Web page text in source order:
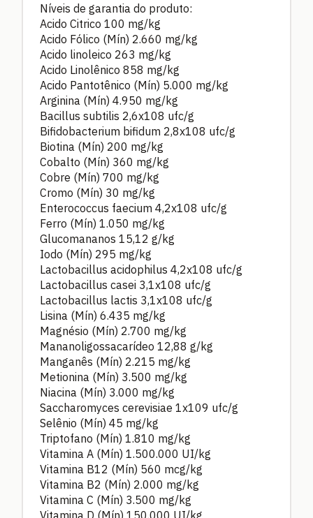
Níveis de garantia do produto:
Acido Citrico 100 mg/kg
Acido Fólico (Mín) 2.660 mg/kg
Acido linoleico 263 mg/kg
Acido Linolênico 858 mg/kg
Acido Pantotênico (Mín) 5.000 mg/kg
Arginina (Mín) 4.950 mg/kg
Bacillus subtilis 2,6x108 ufc/g
Bifidobacterium bifidum 2,8x108 ufc/g
Biotina (Mín) 200 mg/kg
Cobalto (Mín) 360 mg/kg
Cobre (Mín) 700 mg/kg
Cromo (Mín) 30 mg/kg
Enterococcus faecium 4,2x108 ufc/g
Ferro (Mín) 1.050 mg/kg
Glucomananos 15,12 g/kg
Iodo (Mín) 295 mg/kg
Lactobacillus acidophilus 4,2x108 ufc/g
Lactobacillus casei 3,1x108 ufc/g
Lactobacillus lactis 3,1x108 ufc/g
Lisina (Mín) 6.435 mg/kg
Magnésio (Mín) 2.700 mg/kg
Mananoligossacarídeo 12,88 g/kg
Manganês (Mín) 2.215 mg/kg
Metionina (Mín) 3.500 mg/kg
Niacina (Mín) 3.000 mg/kg
Saccharomyces cerevisiae 1x109 ufc/g
Selênio (Mín) 45 mg/kg
Triptofano (Mín) 1.810 mg/kg
Vitamina A (Mín) 1.500.000 UI/kg
Vitamina B12 (Mín) 560 mcg/kg
Vitamina B2 (Mín) 2.000 mg/kg
Vitamina C (Mín) 3.500 mg/kg
Vitamina D (Mín) 150.000 UI/kg